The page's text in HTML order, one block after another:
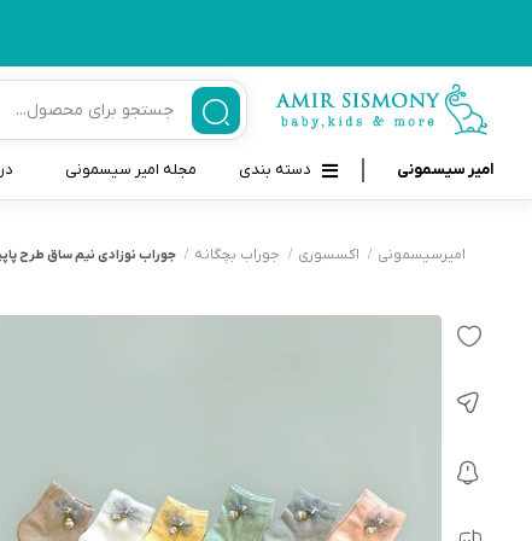
امیر سیسمونی دسته بندی
قاب و بندپستانک
مسواک و خمیر دندان کودک
تب سنج نوزاد و کودک
لوازم حمام نوزاد
لوازم اتاق نوزاد و کودک
مجله امیر سیسمونی
امیرسیسمونی اکسسوری جوراب بچگانه جوراب نوزادی نیم ساق طرح